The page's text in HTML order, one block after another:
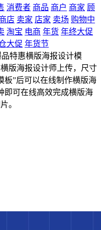
消费者 商品 商户 商家 顾
店 卖家 店家 卖场 购物中
淘宝 电商 年货 年终大促
大促 年货节
特惠横版海报设计模
版海报设计师上传，尺寸
板”后可以在线制作横版海
即可在线高效完成横版海
。